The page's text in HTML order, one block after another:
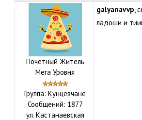
Почетный Житель
Мега Уровня
Группа: Кунцевчане
Сообщений: 1877
ул. Кастанаевская
galyanavvp,
ладоши и